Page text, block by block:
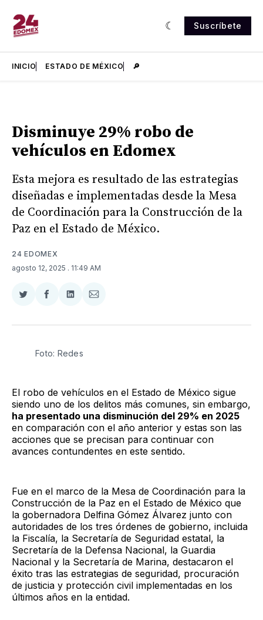
Suscríbete
INICIO ESTADO DE MÉXICO 🔎
Disminuye 29% robo de
vehículos en Edomex
Esta mejora es resultado de las estrategias
diseñadas e implementadas desde la Mesa
de Coordinación para la Construcción de la
Paz en el Estado de México.
24 EDOMEX
agosto 12, 2025 . 11:49 AM
Compartir
Twitter
Compartir
Facebook
Compartir
LinkedIn
Compartir
Email
Foto: Redes
El robo de vehículos en el Estado de México sigue
siendo uno de los delitos más comunes, sin embargo,
ha presentado una disminución del 29% en 2025
en comparación con el año anterior y estas son las
acciones que se precisan para continuar con
avances contundentes en este sentido.
Fue en el marco de la Mesa de Coordinación para la
Construcción de la Paz en el Estado de México que
la gobernadora Delfina Gómez Álvarez junto con
autoridades de los tres órdenes de gobierno, incluida
la Fiscalía, la Secretaría de Seguridad estatal, la
Secretaría de la Defensa Nacional, la Guardia
Nacional y la Secretaría de Marina, destacaron el
éxito tras las estrategias de seguridad, procuración
de justicia y protección civil implementadas en los
últimos años en la entidad.